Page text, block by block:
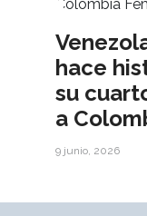
hace
su
a
9 junio, 2026